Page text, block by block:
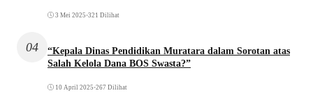
3 Mei 2025 •321 Dilihat
04
“Kepala Dinas Pendidikan Muratara dalam Sorotan atas
Salah Kelola Dana BOS Swasta?”
10 April 2025 •267 Dilihat